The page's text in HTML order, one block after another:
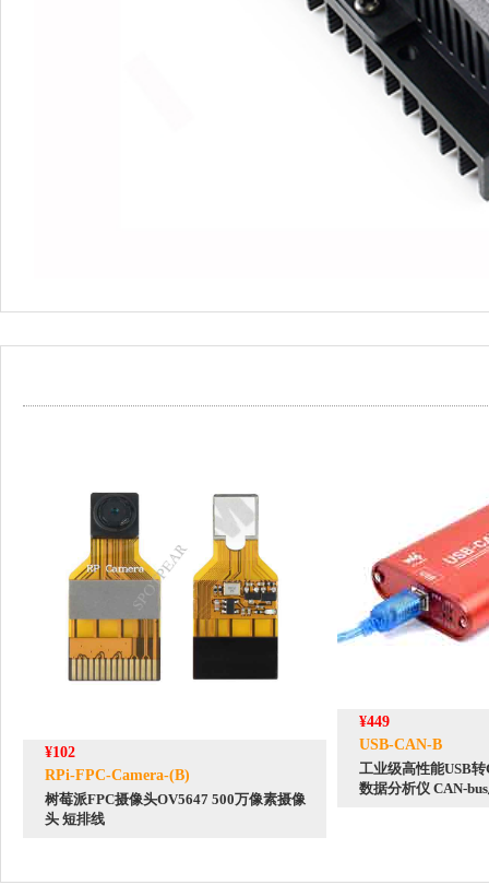
¥102
RPi-FPC-Camera-(B)
树莓派FPC摄像头OV5647 500万像素摄像
头 短排线
¥449
USB-CAN-B
工业级高性能USB
数据分析仪 CAN-